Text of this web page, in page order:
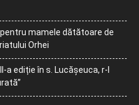
mamele dătătoare de
Orhei
a ediție în s. Lucășeuca, r-l